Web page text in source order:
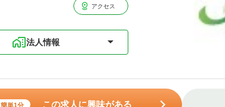
アクセス
法人情報
簡単1分 この求人に興味がある